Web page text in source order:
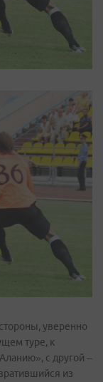
уверенно
туре, к
с другой –
из